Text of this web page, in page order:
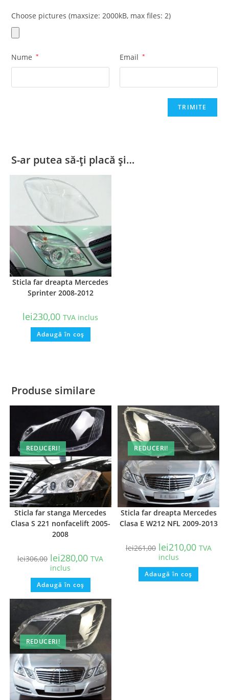
Choose pictures (maxsize: 2000kB, max files: 2)
Nume * Email *
S-ar putea să-ți placă și…
Sticla far dreapta Mercedes
Sprinter 2008-2012
lei230,00 TVA inclus
Adaugă în coș
Produse similare
REDUCERI!
Sticla far stanga Mercedes
Clasa S 221 nonfacelift 2005-
2008
lei306,00 lei280,00 TVA
inclus
Adaugă în coș
REDUCERI!
Sticla far dreapta Mercedes
Clasa E W212 NFL 2009-2013
lei261,00 lei210,00 TVA
inclus
Adaugă în coș
REDUCERI!